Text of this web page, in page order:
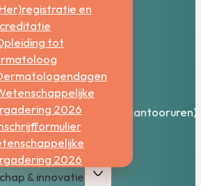
en
tot
2026
2026
& innovatie
(bereikbaar tijdens kantooruren)